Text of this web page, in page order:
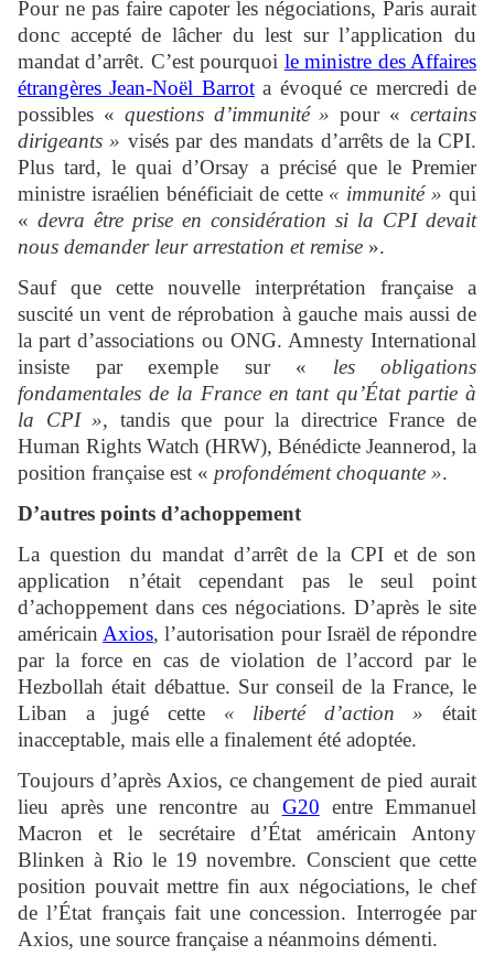
Pour ne pas faire capoter les négociations, Paris aurait
donc accepté de lâcher du lest sur l’application du
mandat d’arrêt. C’est pourquoi le ministre des Affaires
étrangères Jean-Noël Barrota évoqué ce mercredi de
possibles « questions d’immunité »pour « certains
dirigeants » visés par des mandats d’arrêts de la CPI.
Plus tard, le quai d’Orsay a précisé que le Premier
ministre israélien bénéficiait de cette « immunité » qui
« devra être prise en considération si la CPI devait
nous demander leur arrestation et remise ».
Sauf que cette nouvelle interprétation française a
suscité un vent de réprobation à gauche mais aussi de
la part d’associations ou ONG. Amnesty International
insiste par exemple sur « les obligations
fondamentales de la France en tant qu’État partie à
la CPI », tandis que pour la directrice France de
Human Rights Watch (HRW), Bénédicte Jeannerod, la
position française est « profondément choquante ».
D’autres points d’achoppement
La question du mandat d’arrêt de la CPI et de son
application n’était cependant pas le seul point
d’achoppement dans ces négociations. D’après le site
américain Axios, l’autorisation pour Israël de répondre
par la force en cas de violation de l’accord par le
Hezbollah était débattue. Sur conseil de la France, le
Liban a jugé cette« liberté d’action » était
inacceptable, mais elle a finalement été adoptée.
Toujours d’après Axios, ce changement de pied aurait
lieu après une rencontre au G20 entre Emmanuel
Macron et le secrétaire d’État américain Antony
Blinken à Rio le 19 novembre. Conscient que cette
position pouvait mettre fin aux négociations, le chef
de l’État français fait une concession. Interrogée par
Axios, une source française a néanmoins démenti.